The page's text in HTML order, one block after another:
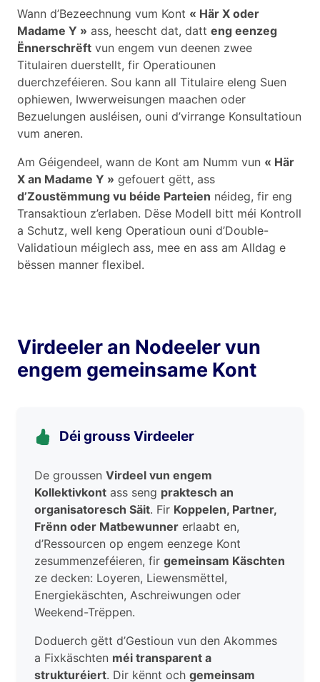
Wann d’Bezeechnung vum Kont « Här X oder
Madame Y » ass, heescht dat, datt eng eenzeg
Ënnerschrëft vun engem vun deenen zwee
Titulairen duerstellt, fir Operatiounen
duerchzeféieren. Sou kann all Titulaire eleng Suen
ophiewen, Iwwerweisungen maachen oder
Bezuelungen ausléisen, ouni d’virrange Konsultatioun
vum aneren.
Am Géigendeel, wann de Kont am Numm vun « Här
X an Madame Y » gefouert gëtt, ass
d’Zoustëmmung vu béide Parteien néideg, fir eng
Transaktioun z’erlaben. Dëse Modell bitt méi Kontroll
a Schutz, well keng Operatioun ouni d’Double-
Validatioun méiglech ass, mee en ass am Alldag e
bëssen manner flexibel.
Virdeeler an Nodeeler vun
engem gemeinsame Kont
Déi grouss Virdeeler
De groussen Virdeel vun engem
Kollektivkont ass seng praktesch an
organisatoresch Säit. Fir Koppelen, Partner,
Frënn oder Matbewunner erlaabt en,
d’Ressourcen op engem eenzege Kont
zesummenzeféieren, fir gemeinsam Käschten
ze decken: Loyeren, Liewensmëttel,
Energiekäschten, Aschreiwungen oder
Weekend-Trëppen.
Doduerch gëtt d’Gestioun vun den Akommes
a Fixkäschten méi transparent a
strukturéiert. Dir kënnt och gemeinsam